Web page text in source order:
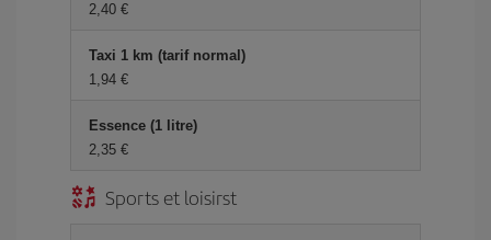
2,40 €
Taxi 1 km (tarif normal)
1,94 €
Essence (1 litre)
2,35 €
Sports et loisirst